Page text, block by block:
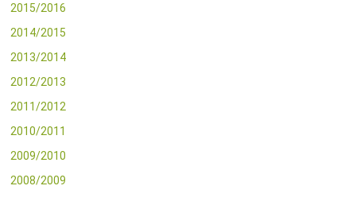
2015/2016
2014/2015
2013/2014
2012/2013
2011/2012
2010/2011
2009/2010
2008/2009